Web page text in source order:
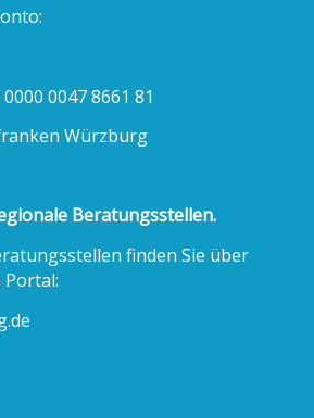
0047 8661 81
Würzburg
Beratungsstellen.
finden Sie über
Portal: